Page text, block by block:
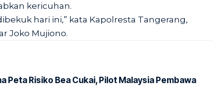
kericuhan.
hari ini,” kata Kapolresta Tangerang,
Joko Mujiono.
Peta Risiko Bea Cukai, Pilot Malaysia Pembawa